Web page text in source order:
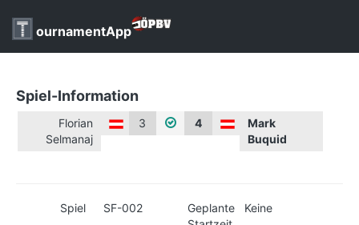
ournamentApp
Spiel-Information
Florian
Selmanaj
3 4
Mark
Buquid
Spiel SF-002
Geplante
Keine